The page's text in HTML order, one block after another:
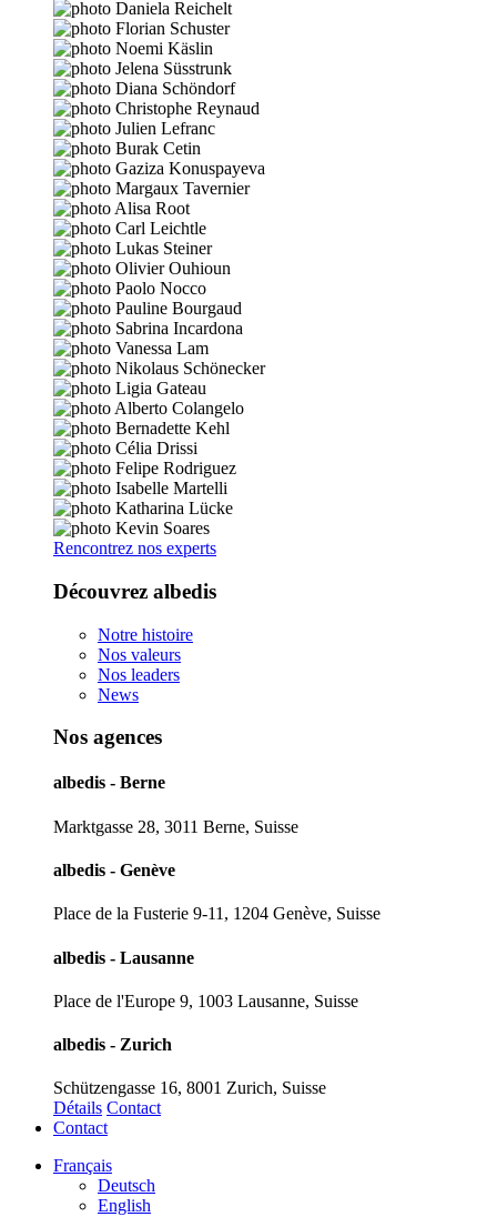
Rencontrez nos experts
Découvrez albedis
Notre histoire
Nos valeurs
Nos leaders
News
Nos agences
albedis - Berne
Marktgasse 28, 3011 Berne, Suisse
albedis - Genève
Place de la Fusterie 9-11, 1204 Genève, Suisse
albedis - Lausanne
Place de l'Europe 9, 1003 Lausanne, Suisse
albedis - Zurich
Schützengasse 16, 8001 Zurich, Suisse
Détails Contact
Contact
Français
Deutsch
English